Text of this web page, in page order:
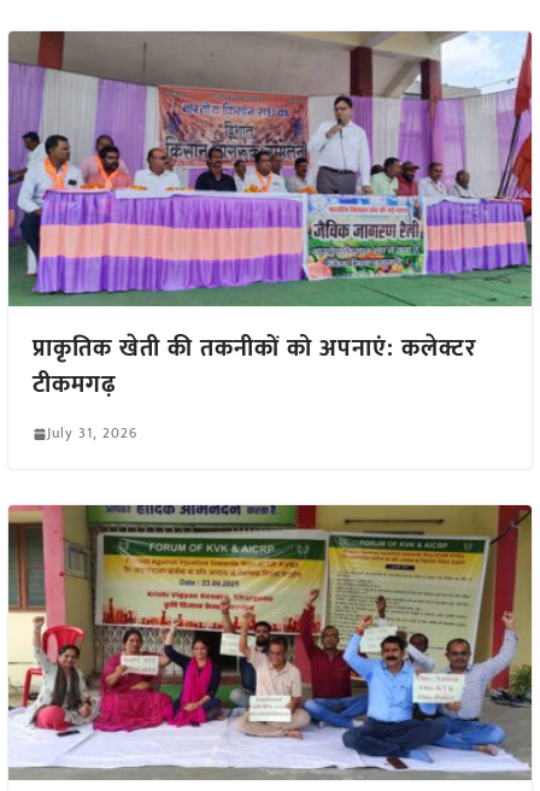
प्राकृतिक खेती की तकनीकों को अपनाएं: कलेक्टर
टीकमगढ़
July 31, 2026